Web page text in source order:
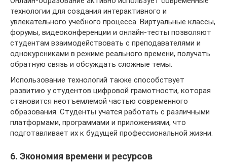
технологии для создания интерактивного и
увлекательного учебного процесса. Виртуальные классы,
форумы, видеоконференции и онлайн-тесты позволяют
студентам взаимодействовать с преподавателями и
однокурсниками в режиме реального времени, получать
обратную связь и обсуждать сложные темы.
Использование технологий также способствует
развитию у студентов цифровой грамотности, которая
становится неотъемлемой частью современного
образования. Студенты учатся работать с различными
платформами, программами и приложениями, что
подготавливает их к будущей профессиональной жизни.
6. Экономия времени и ресурсов